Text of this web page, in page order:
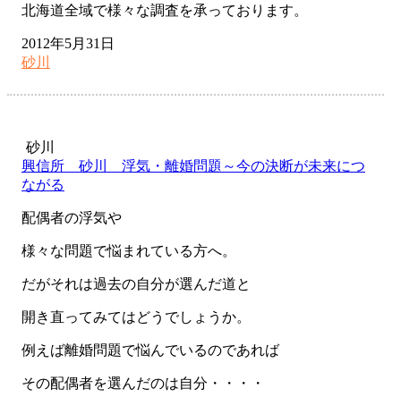
北海道全域で様々な調査を承っております。
2012年5月31日
砂川
砂川
興信所 砂川 浮気・離婚問題～今の決断が未来につ
ながる
配偶者の浮気や
様々な問題で悩まれている方へ。
だがそれは過去の自分が選んだ道と
開き直ってみてはどうでしょうか。
例えば離婚問題で悩んでいるのであれば
その配偶者を選んだのは自分・・・・